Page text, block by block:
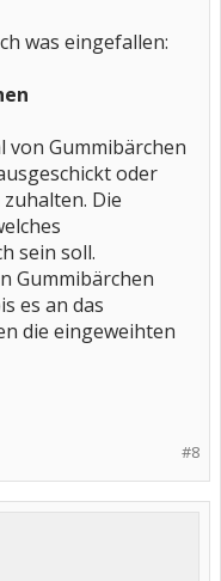
was eingefallen:
von Gummibärchen
oder
Die
sein soll.
Gummibärchen
es an das
die eingeweihten
#8